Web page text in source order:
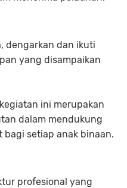
dengarkan dan ikuti
yang disampaikan
ini merupakan
dalam mendukung
setiap anak binaan.
profesional yang